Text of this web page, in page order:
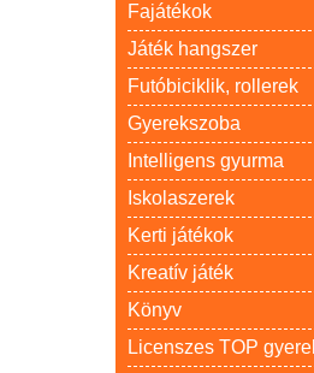
Fajátékok
Játék hangszer
Futóbiciklik, rollerek
Gyerekszoba
Intelligens gyurma
Iskolaszerek
Kerti játékok
Kreatív játék
Könyv
Licenszes TOP